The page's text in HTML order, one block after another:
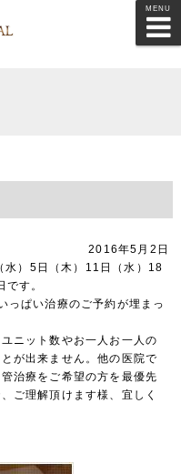
MENU
2016年5月2日
）5日（木）11日（水）18
す。
っぱい治療のご予約が埋まっ
ニット数やお一人お一人の
が出来ません。他の医院で
治療をご希望の方を最優先
ご理解頂けます様、宜しく